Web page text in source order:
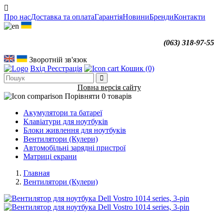
Про насДоставка та оплатаГарантіяНовиниБрендиКонтакти
(063) 318-97-55
Зворотній зв'язок
Вхід Реєстрація Кошик (0)
Повна версія сайту
Порівняти 0 товарів
Акумулятори та батареї
Клавіатури для ноутбуків
Блоки живлення для ноутбуків
Вентилятори (Кулери)
Автомобільні зарядні пристрої
Матриці екрани
Главная
Вентилятори (Кулери)